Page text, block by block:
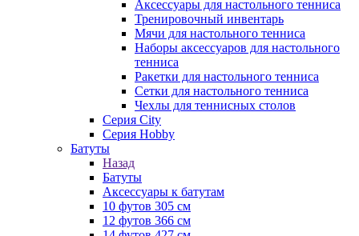
Аксессуары для настольного тенниса
Тренировочный инвентарь
Мячи для настольного тенниса
Наборы аксессуаров для настольного
тенниса
Ракетки для настольного тенниса
Сетки для настольного тенниса
Чехлы для теннисных столов
Серия City
Серия Hobby
Батуты
Назад
Батуты
Аксессуары к батутам
10 футов 305 см
12 футов 366 см